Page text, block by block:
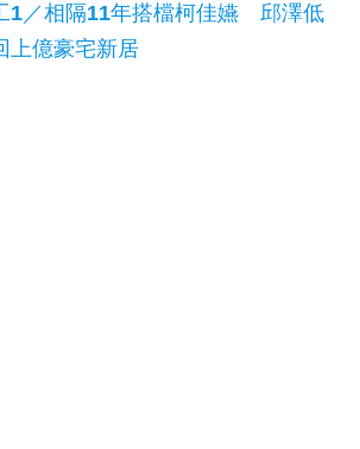
1／相隔11年搭檔柯佳嬿 邱澤低
上億豪宅新居